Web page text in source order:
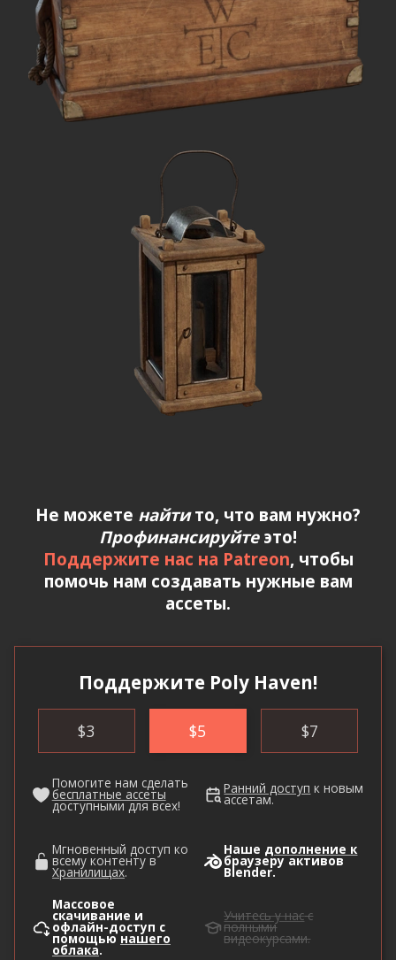
Не можете найтито, что вам нужно?
Профинансируйтеэто!
Поддержите нас на Patreon, чтобы
помочь нам создавать нужные вам
ассеты.
Поддержите Poly Haven!
$3 $5 $7
Помогите нам сделать
бесплатные ассеты
доступными для всех!
Ранний доступ к новым
ассетам.
Мгновенный доступ ко
всему контенту в
Хранилищах.
Наше дополнение к
браузеру активов
Blender.
Массовое
скачивание и
офлайн-доступ с
помощью нашего
облака.
Учитесь у насс
полными
видеокурсами.